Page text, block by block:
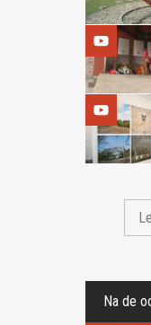
Na de